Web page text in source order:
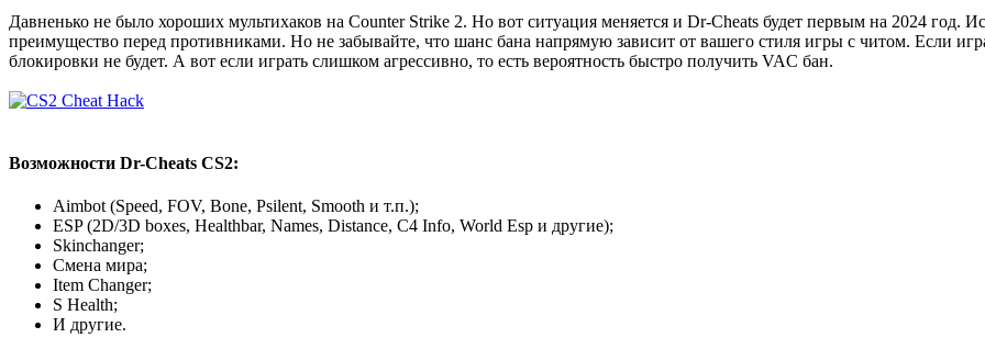
Давненько не было хороших мультихаков на Counter Strike 2. Но вот ситуация меняется и Dr-Cheats будет первым на 2024 год.
преимущество перед противниками. Но не забывайте, что шанс бана напрямую зависит от вашего стиля игры с читом. Если
блокировки не будет. А вот если играть слишком агрессивно, то есть вероятность быстро получить VAC бан.
Возможности Dr-Cheats CS2:
Aimbot (Speed, FOV, Bone, Psilent, Smooth и т.п.);
ESP (2D/3D boxes, Healthbar, Names, Distance, C4 Info, World Esp и другие);
Skinchanger;
Смена мира;
Item Changer;
S Health;
И другие.